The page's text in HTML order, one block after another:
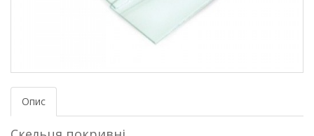
Опис